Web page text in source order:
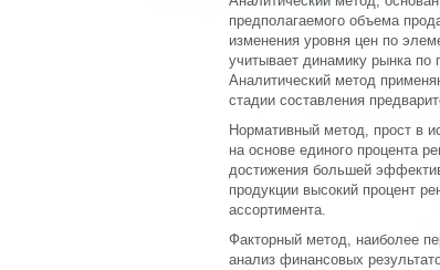
предполагаемого объема
изменения уровня цен по
учитывает динамику рынка
Аналитический метод
стадии составления
Нормативный метод, прост в
на основе единого процента
достижения большей
продукции высокий процент
ассортимента.
Факторный метод, наиболее
анализ финансовых